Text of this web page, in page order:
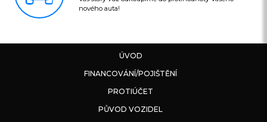
nového auta!
ÚVOD
FINANCOVÁNÍ/POJIŠTĚNÍ
PROTIÚČET
PŮVOD VOZIDEL